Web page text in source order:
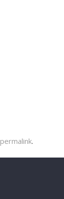
permalink.